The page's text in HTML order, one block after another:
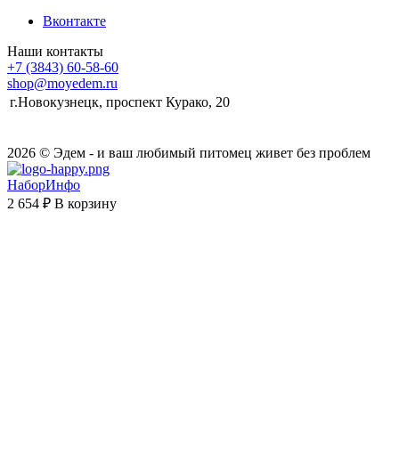
Вконтакте
Наши контакты
+7 (3843) 60-58-60
shop@moyedem.ru
г.Новокузнецк, проспект Курако, 20
2026 © Эдем - и ваш любимый питомец живет без проблем
НаборИнфо
2 654 ₽ В корзину